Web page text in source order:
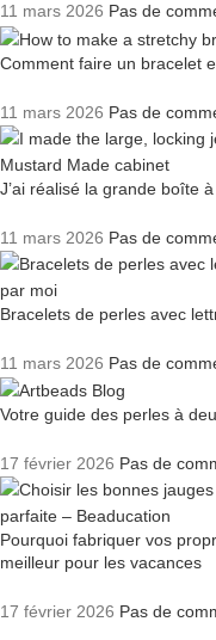
11 mars 2026 Pas de
Comment faire un bracelet
11 mars 2026 Pas de
J’ai réalisé la grande boîte
11 mars 2026 Pas de
Bracelets de perles avec
11 mars 2026 Pas de
Votre guide des perles à
17 février 2026 Pas de
Pourquoi fabriquer vos
meilleur pour les vacances
17 février 2026 Pas de